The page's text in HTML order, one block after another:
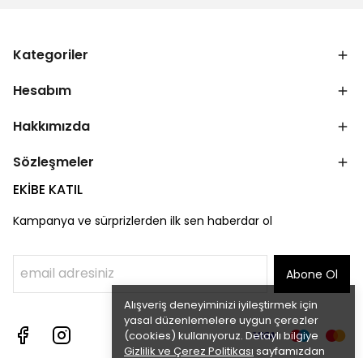
Alışveriş deneyiminizi iyileştirmek için
yasal düzenlemelere uygun çerezler
(cookies) kullanıyoruz. Detaylı bilgiye
Gizlilik ve Çerez Politikası sayfamızdan
Kategoriler
Hesabım
Hakkımızda
Sözleşmeler
EKİBE KATIL
Kampanya ve sürprizlerden ilk sen haberdar ol
Abone Ol